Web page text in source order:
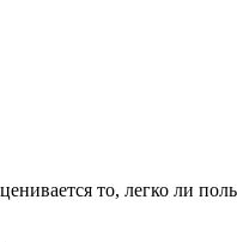
то, легко ли